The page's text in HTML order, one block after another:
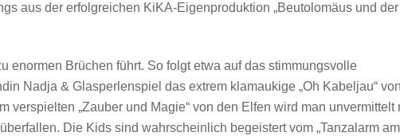
aus der erfolgreichen KiKA-Eigenproduktion „Beutolomäus und der
enormen Brüchen führt. So folgt etwa auf das stimmungsvolle
Nadja & Glasperlenspiel das extrem klamaukige „Oh Kabeljau“ von
verspielten „Zauber und Magie“ von den Elfen wird man unvermittelt
Die Kids sind wahrscheinlich begeistert vom „Tanzalarm am